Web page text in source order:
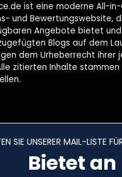
ist eine moderne All-
und Bewertungswebsite,
Angebote bietet und
Blogs auf dem
dem Urheberrecht ihrer
zitierten Inhalte stammen
SIE UNSERER MAIL-LISTE
Bietet an